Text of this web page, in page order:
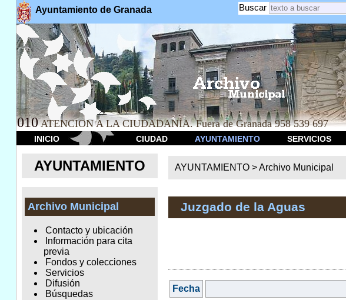
Ayuntamiento de Granada Buscar
010 ATENCION A LA CIUDADANÍA. Fuera de Granada 958 539 697
INICIO CIUDAD AYUNTAMIENTO SERVICIOS
AYUNTAMIENTO
Archivo Municipal
Contacto y ubicación
Información para cita
previa
Fondos y colecciones
Servicios
Difusión
Búsquedas
AYUNTAMIENTO >Archivo Municipal
Juzgado de la Aguas
Fecha